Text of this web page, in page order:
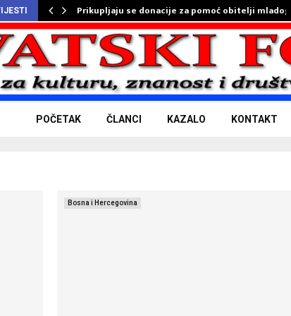
Prikupljaju se donacije za pomoć obitelji mladog…
POČETAK ČLANCI KAZALO KONTAKT
Bosna i Hercegovina